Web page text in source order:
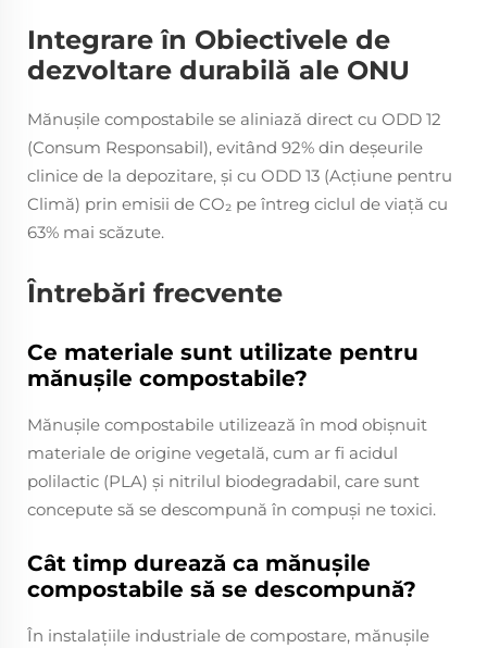
Integrare în Obiectivele de
dezvoltare durabilă ale ONU
Mănușile compostabile se aliniază direct cu ODD 12
(Consum Responsabil), evitând 92% din deșeurile
clinice de la depozitare, și cu ODD 13 (Acțiune pentru
Climă) prin emisii de CO₂ pe întreg ciclul de viață cu
63% mai scăzute.
Întrebări frecvente
Ce materiale sunt utilizate pentru
mănușile compostabile?
Mănușile compostabile utilizează în mod obișnuit
materiale de origine vegetală, cum ar fi acidul
polilactic (PLA) și nitrilul biodegradabil, care sunt
concepute să se descompună în compuși ne toxici.
Cât timp durează ca mănușile
compostabile să se descompună?
În instalațiile industriale de compostare, mănușile